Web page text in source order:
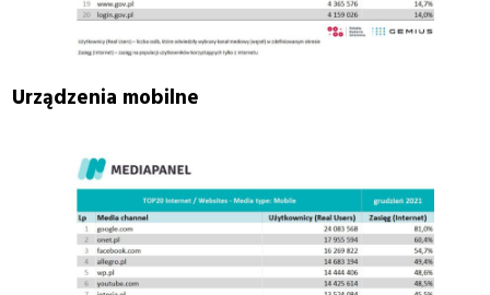
Urządzenia mobilne